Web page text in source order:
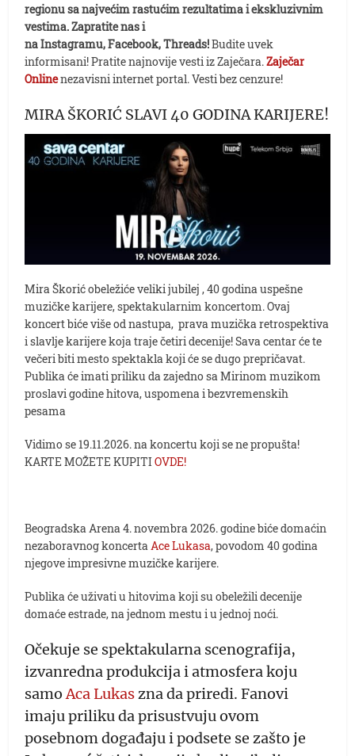
regionu sa najvećim rastućim rezultatima i ekskluzivnim
vestima. Zapratite nas i
na Instagramu, Facebook, Threads!Budite uvek
informisani! Pratite najnovije vesti iz Zaječara.Zaječar
Onlinenezavisni internet portal. Vesti bez cenzure!
MIRA ŠKORIĆ SLAVI 40 GODINA KARIJERE!
Mira Škorić obeležiće veliki jubilej , 40 godina uspešne
muzičke karijere, spektakularnim koncertom. Ovaj
koncert biće više od nastupa, prava muzička retrospektiva
i slavlje karijere koja traje četiri decenije! Sava centar će te
večeri biti mesto spektakla koji će se dugo prepričavat.
Publika će imati priliku da zajedno sa Mirinom muzikom
proslavi godine hitova, uspomena i bezvremenskih
pesama
Vidimo se 19.11.2026. na koncertu koji se ne propušta!
KARTE MOŽETE KUPITIOVDE!
Beogradska Arena 4. novembra 2026. godine biće domaćin
nezaboravnog koncertaAce Lukasa, povodom 40 godina
njegove impresivne muzičke karijere.
Publika će uživati u hitovima koji su obeležili decenije
domaće estrade, na jednom mestu i u jednoj noći.
Očekuje se spektakularna scenografija,
izvanredna produkcija i atmosfera koju
samoAca Lukaszna da priredi. Fanovi
imaju priliku da prisustvuju ovom
posebnom događaju i podsete se zašto je